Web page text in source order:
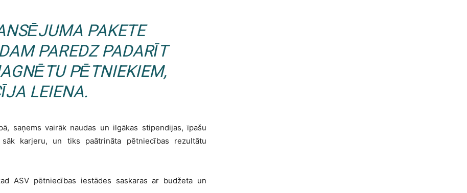
PAKETE
PAREDZ PADARĪT
PĒTNIEKIEM,
LEIENA.
saņems vairāk naudas un ilgākas stipendijas, īpašu
karjeru, un tiks paātrināta pētniecības rezultātu
ASV pētniecības iestādes saskaras ar budžeta un